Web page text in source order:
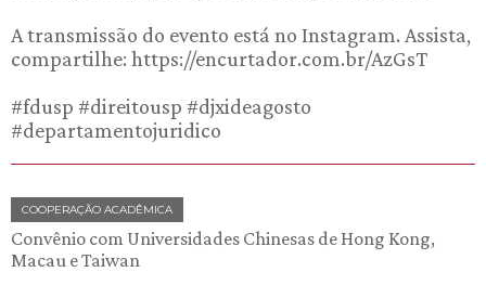
A transmissão do evento está no Instagram. Assista,
compartilhe: https://encurtador.com.br/AzGsT
#fdusp #direitousp #djxideagosto
#departamentojuridico
COOPERAÇÃO ACADÊMICA
Convênio com Universidades Chinesas de Hong Kong,
Macau e Taiwan